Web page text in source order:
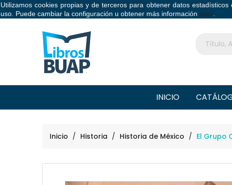
Utilizamos cookies propias y de terceros para obtener datos
uso. Puede cambiar la configuración u obtener más información aquí
Libros BUAP
INICIO
Inicio Historia Historia de México El Grupo